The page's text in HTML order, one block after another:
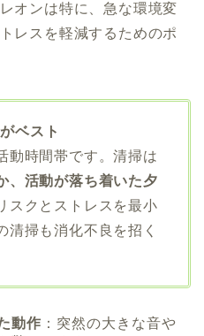
オンは特に、急な環境変
レスを軽減するためのポ
ベスト
動時間帯です。清掃は
、活動が落ち着いた夕
スクとストレスを最小
清掃も消化不良を招く
動作 ：突然の大きな音や